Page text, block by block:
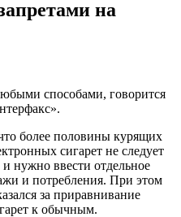
на
способами, говорится
более половины курящих
сигарет не следует
нужно ввести отдельное
и потребления. При этом
за приравнивание
к обычным.